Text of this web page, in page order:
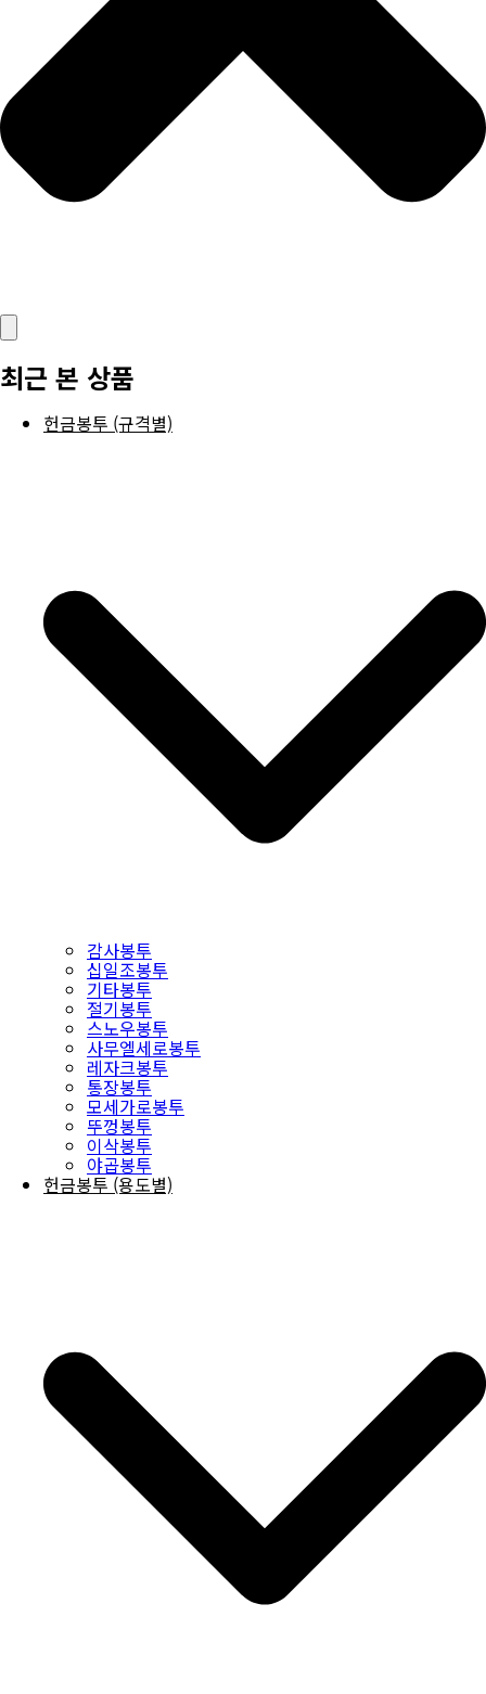
최근 본 상품
헌금봉투 (규격별)
감사봉투
십일조봉투
기타봉투
절기봉투
스노우봉투
사무엘세로봉투
레자크봉투
통장봉투
모세가로봉투
뚜껑봉투
이삭봉투
야곱봉투
헌금봉투 (용도별)